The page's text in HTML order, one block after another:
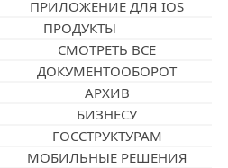
ПРИЛОЖЕНИЕ ДЛЯ IOS
ПРОДУКТЫ
СМОТРЕТЬ ВСЕ
ДОКУМЕНТООБОРОТ
АРХИВ
БИЗНЕСУ
ГОССТРУКТУРАМ
МОБИЛЬНЫЕ РЕШЕНИЯ